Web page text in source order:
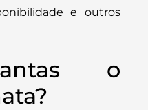
e outros
o